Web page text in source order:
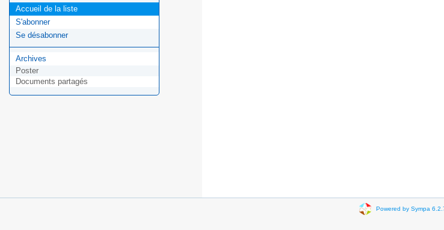
Accueil de la liste
S'abonner
Se désabonner
Archives
Poster
Documents partagés
Powered by Sympa